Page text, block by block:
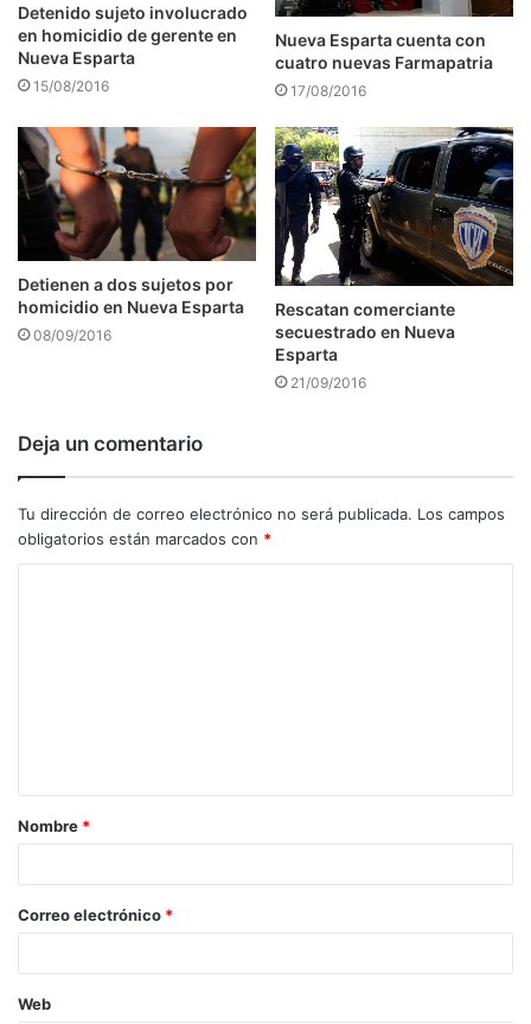
Detenido sujeto involucrado
en homicidio de gerente en
Nueva Esparta
15/08/2016
Nueva Esparta cuenta con
cuatro nuevas Farmapatria
17/08/2016
Detienen a dos sujetos por
homicidio en Nueva Esparta
08/09/2016
Rescatan comerciante
secuestrado en Nueva
Esparta
21/09/2016
Deja un comentario
Tu dirección de correo electrónico no será publicada. Los campos
obligatorios están marcados con *
a
r
*
Nombre *
Correo electrónico *
Web